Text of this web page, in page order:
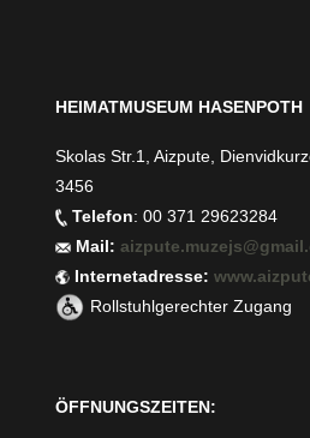
HEIMATMUSEUM HASENPOTH
Skolas Str.1, Aizpute,
3456
Telefon: 00 371 29623284
Mail:
Internetadresse:
Rollstuhlgerechter Zugang
ÖFFNUNGSZEITEN: